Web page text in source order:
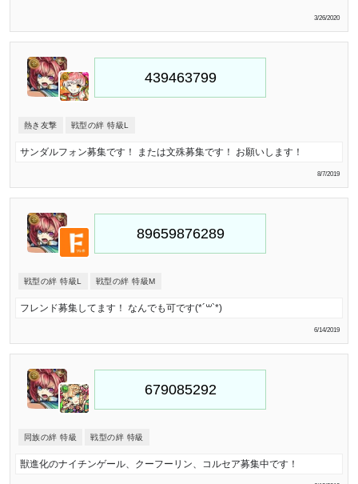
3/26/2020
熱き友撃 戦型の絆 特級L
サンダルフォン募集です！ または文殊募集です！ お願いします！
8/7/2019
戦型の絆 特級L 戦型の絆 特級M
フレンド募集してます！ なんでも可です(*´꒳`*)
6/14/2019
同族の絆 特級 戦型の絆 特級
獣進化のナイチンゲール、クーフーリン、コルセア募集中です！